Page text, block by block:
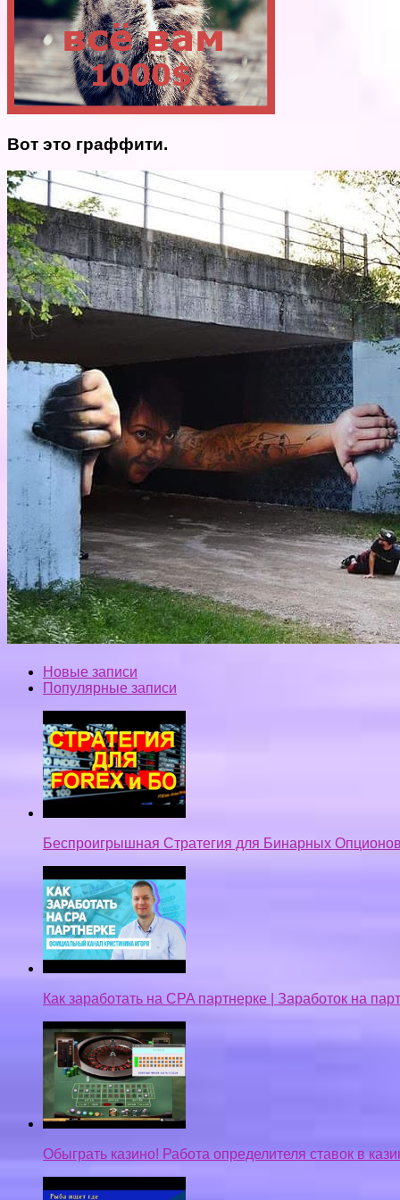
Вот это граффити.
Новые записи
Популярные записи
Беспроигрышная Стратегия для Бинарных
Как заработать на CPA партнерке | Заработок на
Обыграть казино! Работа определителя ставок в